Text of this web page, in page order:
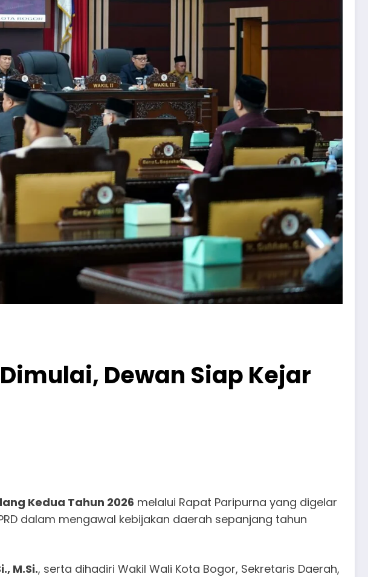
Dewan Siap Kejar
Kedua Tahun 2026 melalui Rapat Paripurna yang digelar
dalam mengawal kebijakan daerah sepanjang tahun
M.Si., serta dihadiri Wakil Wali Kota Bogor, Sekretaris Daerah,